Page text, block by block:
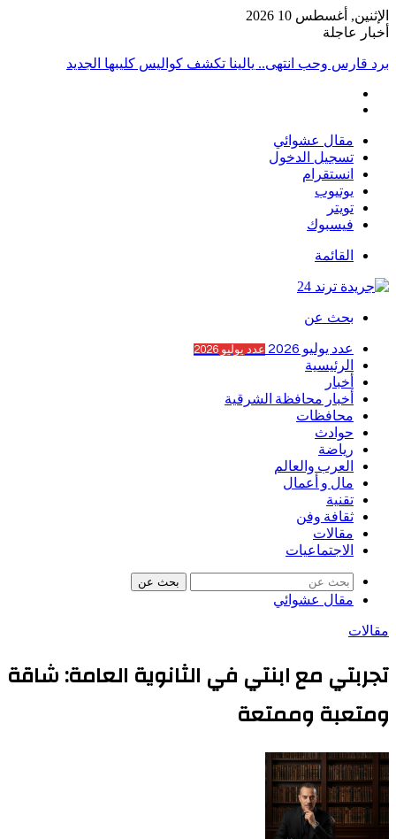
الإثنين, أغسطس 10 2026
أخبار عاجلة
برد قارس وحب انتهى.. يالينا تكشف كواليس كليبها الجديد
مقال عشوائي
تسجيل الدخول
انستقرام
يوتيوب
تويتر
فيسبوك
القائمة
بحث عن
عدد يوليو 2026 عدد يوليو 2026
الرئيسية
أخبار
أخبار محافظة الشرقية
محافظات
حوادث
رياضة
العرب والعالم
مال و أعمال
تقنية
ثقافة وفن
مقالات
الاجتماعيات
بحث عن
مقال عشوائي
مقالات
تجربتي مع ابنتي في الثانوية العامة: شاقة
ومتعبة وممتعة